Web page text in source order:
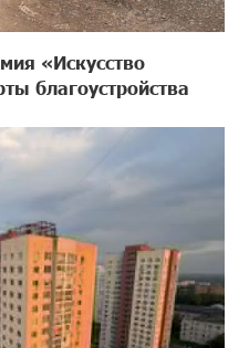
«Искусство
благоустройства